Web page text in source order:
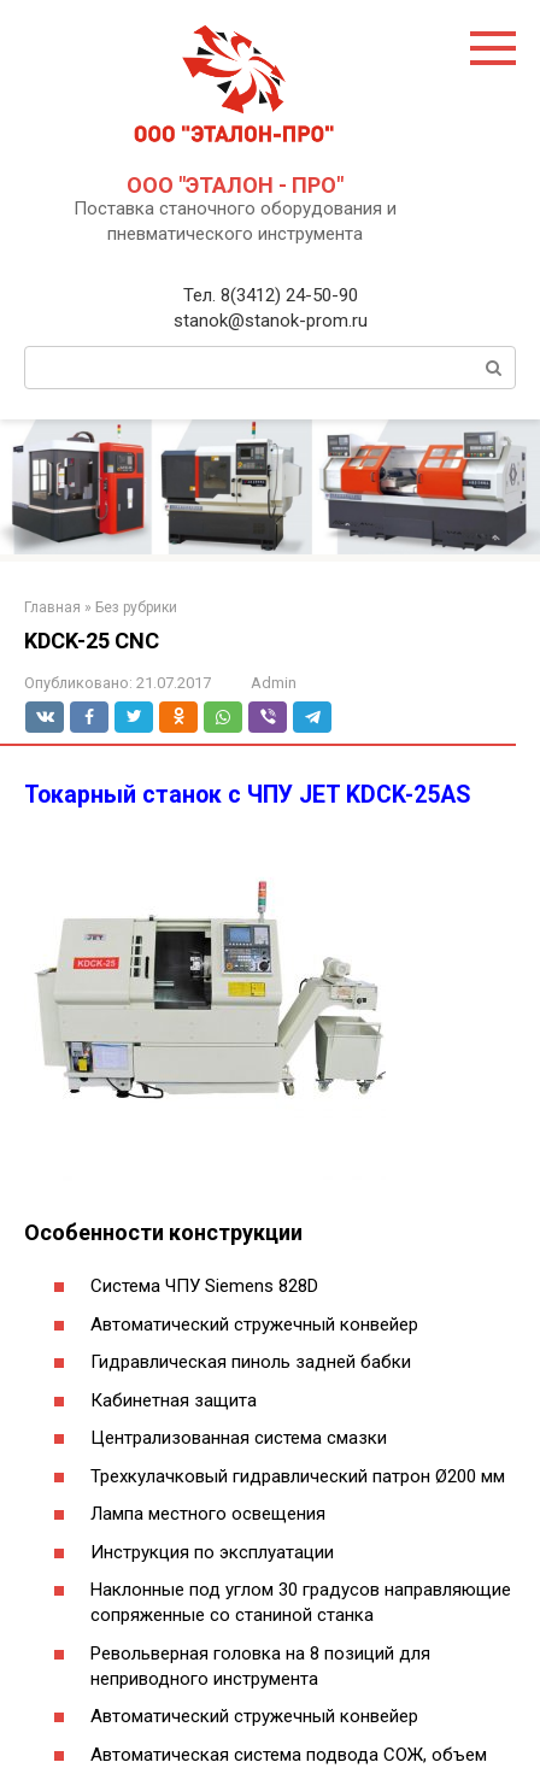
ООО "ЭТАЛОН - ПРО"
Поставка станочного оборудования и
пневматического инструмента
Тел. 8(3412) 24-50-90
stanok@stanok-prom.ru
Главная » Без рубрики
KDCK-25 CNC
Опубликовано: 21.07.2017 Admin
Токарный станок с ЧПУ JET KDCK-25AS
Особенности конструкции
Система ЧПУ Siemens 828D
Автоматический стружечный конвейер
Гидравлическая пиноль задней бабки
Кабинетная защита
Централизованная система смазки
Трехкулачковый гидравлический патрон Ø200 мм
Лампа местного освещения
Инструкция по эксплуатации
Наклонные под углом 30 градусов направляющие
сопряженные со станиной станка
Револьверная головка на 8 позиций для
неприводного инструмента
Автоматический стружечный конвейер
Автоматическая система подвода СОЖ, объем